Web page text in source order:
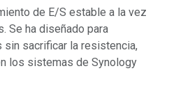
de E/S estable a la vez
Se ha diseñado para
sin sacrificar la resistencia,
los sistemas de Synology